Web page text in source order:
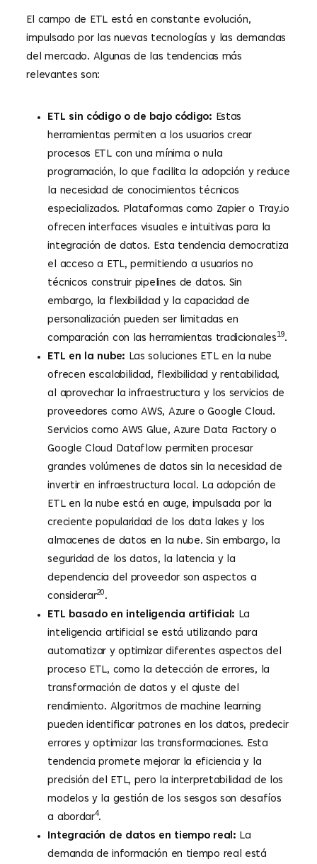
El campo de ETL está en constante evolución,
impulsado por las nuevas tecnologías y las demandas
del mercado. Algunas de las tendencias más
relevantes son:
ETL sin código o de bajo código: Estas
herramientas permiten a los usuarios crear
procesos ETL con una mínima o nula
programación, lo que facilita la adopción y reduce
la necesidad de conocimientos técnicos
especializados. Plataformas como Zapier o Tray.io
ofrecen interfaces visuales e intuitivas para la
integración de datos. Esta tendencia democratiza
el acceso a ETL, permitiendo a usuarios no
técnicos construir pipelines de datos. Sin
embargo, la flexibilidad y la capacidad de
personalización pueden ser limitadas en
comparación con las herramientas tradicionales19.
ETL en la nube: Las soluciones ETL en la nube
ofrecen escalabilidad, flexibilidad y rentabilidad,
al aprovechar la infraestructura y los servicios de
proveedores como AWS, Azure o Google Cloud.
Servicios como AWS Glue, Azure Data Factory o
Google Cloud Dataflow permiten procesar
grandes volúmenes de datos sin la necesidad de
invertir en infraestructura local. La adopción de
ETL en la nube está en auge, impulsada por la
creciente popularidad de los data lakes y los
almacenes de datos en la nube. Sin embargo, la
seguridad de los datos, la latencia y la
dependencia del proveedor son aspectos a
considerar20.
ETL basado en inteligencia artificial: La
inteligencia artificial se está utilizando para
automatizar y optimizar diferentes aspectos del
proceso ETL, como la detección de errores, la
transformación de datos y el ajuste del
rendimiento. Algoritmos de machine learning
pueden identificar patrones en los datos, predecir
errores y optimizar las transformaciones. Esta
tendencia promete mejorar la eficiencia y la
precisión del ETL, pero la interpretabilidad de los
modelos y la gestión de los sesgos son desafíos
a abordar4.
Integración de datos en tiempo real: La
demanda de información en tiempo real está